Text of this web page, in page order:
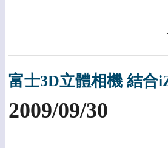
富士3D立體相機 結合
2009/09/30